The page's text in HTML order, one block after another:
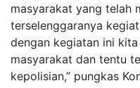
masyarakat yang telah
terselenggaranya
dengan kegiatan ini
masyarakat dan tentu
kepolisian,” pungkas